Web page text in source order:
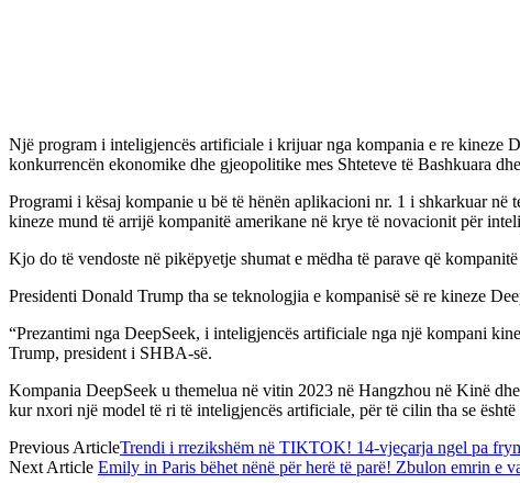
Një program i inteligjencës artificiale i krijuar nga kompania e re kineze
konkurrencën ekonomike dhe gjeopolitike mes Shteteve të Bashkuara
Programi i kësaj kompanie u bë të hënën aplikacioni nr. 1 i shkarkuar
kineze mund të arrijë kompanitë amerikane në krye të novacionit për
Kjo do të vendoste në pikëpyetje shumat e mëdha të parave që
Presidenti Donald Trump tha se teknologjia e kompanisë së re kineze
“Prezantimi nga DeepSeek, i inteligjencës artificiale nga një kompani
Trump, president i SHBA-së.
Kompania DeepSeek u themelua në vitin 2023 në Hangzhou në Kinë
kur nxori një model të ri të inteligjencës artificiale, për të cilin tha se
Previous ArticleTrendi i rrezikshëm në TIKTOK! 14-vjeçarja ngel pa
Next Article Emily in Paris bëhet nënë për herë të parë! Zbulon emrin e